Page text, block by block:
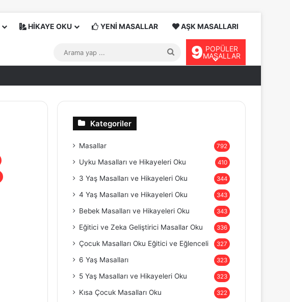
HİKAYE OKU YENİ MASALLAR AŞK MASALLARI
Arama
...
9 POPÜLER
MASALLAR
Kategoriler
Masallar 792
Uyku Masalları ve Hikayeleri Oku 410
3 Yaş Masalları ve Hikayeleri Oku 344
4 Yaş Masalları ve Hikayeleri Oku 343
Bebek Masalları ve Hikayeleri Oku 343
Eğitici ve Zeka Geliştirici Masallar Oku 336
Çocuk Masalları Oku Eğitici ve Eğlenceli 327
6 Yaş Masalları 323
5 Yaş Masalları ve Hikayeleri Oku 323
Kısa Çocuk Masalları Oku 322